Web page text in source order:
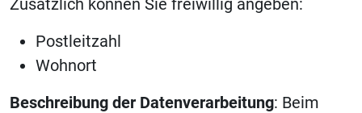
Zusätzlich können Sie freiwillig angeben:
Postleitzahl
Wohnort
Beschreibung der Datenverarbeitung: Beim